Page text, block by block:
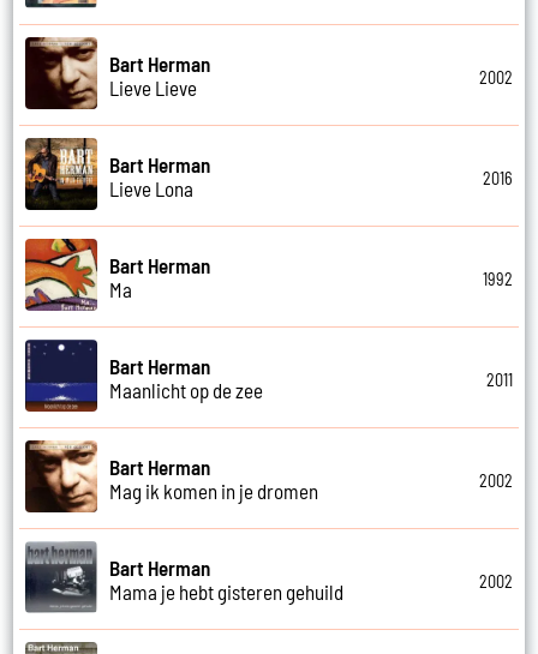
Bart Herman
Lieve Lieve
2002
Bart Herman
Lieve Lona
2016
Bart Herman
Ma
1992
Bart Herman
Maanlicht op de zee
2011
Bart Herman
Mag ik komen in je dromen
2002
Bart Herman
Mama je hebt gisteren gehuild
2002